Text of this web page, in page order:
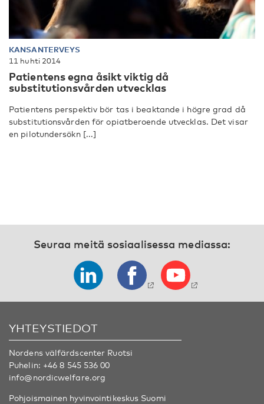
KANSANTERVEYS
11 huhti 2014
Patientens egna åsikt viktig då
substitutionsvården utvecklas
Patientens perspektiv bör tas i beaktande i högre grad då
substitutionsvården för opiatberoende utvecklas. Det visar
en pilotundersökn [...]
Seuraa meitä sosiaalisessa mediassa:
YHTEYSTIEDOT
Nordens välfärdscenter Ruotsi
Puhelin: +46 8 545 536 00
info@nordicwelfare.org
Pohjoismainen hyvinvointikeskus Suomi